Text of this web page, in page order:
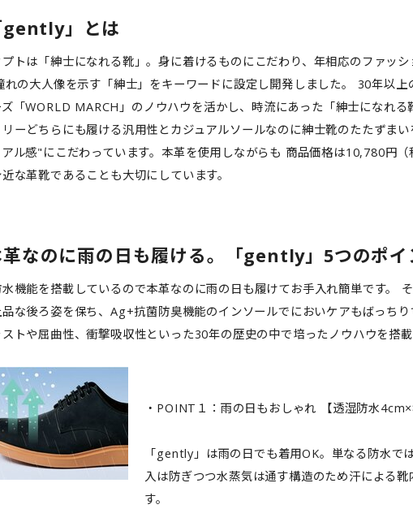
」とは
トは「紳士になれる靴」。身に着けるものにこだわり、年相応のファッ
れの大人像を示す「紳士」をキーワードに設定し開発しました。 30年以
「WORLD MARCH」のノウハウを活かし、時流にあった「紳士になれる
ーどちらにも履ける汎用性とカジュアルソールなのに紳士靴のたたずま
ル感"にこだわっています。本革を使用しながらも 商品価格は10,780円
な革靴であることも大切にしています。
なのに雨の日も履ける。「gently」5つのポイ
機能を搭載しているので本革なのに雨の日も履けてお手入れ簡単です。
な後ろ姿を保ち、Ag+抗菌防臭機能のインソールでにおいケアもばっち
トや屈曲性、衝撃吸収性といった30年の歴史の中で培ったノウハウを搭載
・POINT１：雨の日もおしゃれ 【透湿防水
「gently」は雨の日でも着用OK。単なる防水で
入は防ぎつつ水蒸気は通す構造のため汗による
す。